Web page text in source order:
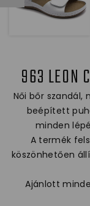
963 LEON
Női bőr szandál,
beépített
minden
A termék
köszönhetően
Ajánlott